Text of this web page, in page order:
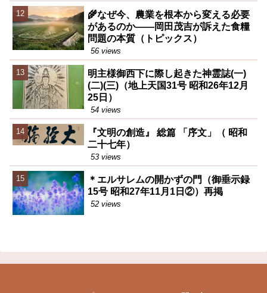
🌾なぜ今、農業を根本から変える必要
があるのか――岡田茂吉が訴えた食糧
問題の本質（トピックス）
56 views
明主様御西下に際し起きた神霊誌(一)
(二)(三)（地上天国31号 昭和26年12月
25日）
54 views
『文明の創造』 総篇 「序文」（ 昭和
二十七年）
53 views
＊エルサレムの開かずの門（御垂示録
15号 昭和27年11月1日②）再掲
52 views